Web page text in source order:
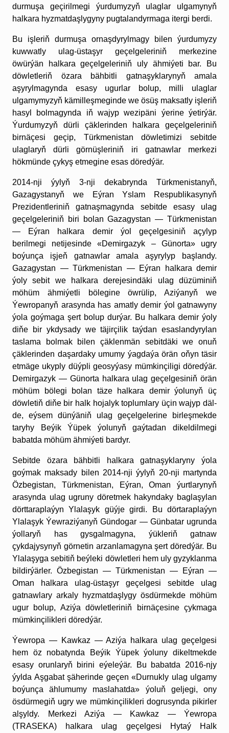
durmuşa geçirilmegi ýur­dumyzyň ulaglar ulgamynyň
halkara hyzmatdaşlygyny pugtalandyr­maga itergi berdi.
Bu işleriň durmuşa ornaşdyrylmagy bilen ýurdumyzy
kuwwatly ulag-üstaşyr geçelgeleriniň merkezine
öwürýän halkara geçelgeleriniň uly ähmiýeti bar. Bu
döwletleriň özara bähbitli gatnaşyklarynyň amala
aşyrylmagynda esasy ugurlar bolup, milli ulaglar
ulgamymyzyň kämilleşmeginde we ösüş maksatly işleriň
hasyl bolmagynda iň wajyp wezipäni ýerine ýetirýär.
Ýurdumyzyň dürli çäklerinden halkara geçelgeleriniň
birnäçesi geçip, Türkmenistan döwletimizi sebitde
ulaglaryň dürli görnüşleriniň iri gatnawlar merkezi
hökmünde çykyş etmegine esas döredýär.
2014-nji ýylyň 3-nji dekabrynda Türkmenistanyň,
Gazagystanyň we Eýran Yslam Respublikasynyň
Prezidentleriniň gatnaşmagynda sebitde esasy ulag
geçelgeleriniň biri bolan Gazagystan — Türkmenistan
— Eýran halkara demir ýol geçelgesiniň açylyp
berilmegi netijesinde
«Demirgazyk – Günor­ta» ugry
boýunça işjeň gatnawlar amala aşyrylyp başlandy.
Gazagystan — Türkmenistan — Eýran halkara demir
ýoly sebit we halkara derejesindäki ulag düzüminiň
möhüm ähmiýetli bölegine öwrülip, Aziýanyň we
Ýewropanyň arasynda has amatly demir ýol gatnawyny
ýola goýmaga şert bolup durýar. Bu halkara demir ýoly
diňe bir ykdysady we täjirçilik taýdan esaslandyrylan
taslama bolmak bilen çäklenmän sebitdäki we onuň
çäklerinden daşardaky umumy ýagdaýa örän oňyn täsir
etmäge ukyply düýpli geosyýasy mümkinçiligi döredýär.
Demirgazyk — Günorta halkara ulag geçelgesiniň örän
möhüm bölegi bolan täze halkara demir ýolunyň üç
döwletiň diňe bir halk hojalyk toplumlary üçin wajyp däl-
de, eýsem dünýäniň ulag geçelgelerine birleşmekde
taryhy Beýik Ýüpek ýolunyň gaýtadan dikeldilmegi
babatda möhüm ähmiýeti bardyr.
Sebitde özara bähbitli halkara gatnaşyklaryny ýola
goýmak maksady bilen 2014-nji ýylyň 20-nji martynda
Özbegistan, Türkmenistan, Eýran, Oman ýurtlarynyň
arasynda ulag ugruny döretmek hakyndaky baglaşylan
dörttaraplaýyn Ylalaşyk güýje girdi. Bu dörtaraplaýyn
Ylalaşyk Ýewraziýanyň Gündogar — Günbatar ugrunda
ýollaryň has gysgalmagyna, ýükleriň gatnaw
çykdajysynyň görnetin arzanlamagyna şert döredýär. Bu
Ylalaşyga sebitiň beýleki döwletleri hem uly gyzyklanma
bildirýärler. Özbegistan — Türkmenistan — Eýran —
Oman halkara ulag-üstaşyr geçelgesi sebitde ulag
gatnawlary arkaly hyzmatdaşlygy ösdürmekde möhüm
ugur bolup, Aziýa döwletleriniň birnäçesine çykmaga
mümkinçilikleri döredýär.
Ýewropa — Kawkaz — Aziýa halkara ulag geçelgesi
hem öz nobatynda Beýik Ýüpek ýoluny dikeltmekde
esasy orunlaryň birini eýeleýär. Bu babatda 2016-njy
ýylda Aşgabat şäherinde geçen «Durnukly ulag ulgamy
boýunça ählumumy maslahatda» ýoluň geljegi, ony
ösdürmegiň ugry we mümkinçilikleri dogrusynda pikirler
alşyldy. Merkezi Aziýa — Kawkaz — Ýewropa
(TRASEKA) halkara ulag geçelgesi Hytaý Halk